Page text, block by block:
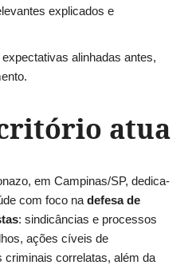
explicados e
alinhadas antes,
atua
em Campinas/SP, dedica-
com foco na defesa de
: sindicâncias e processos
ações cíveis de
criminais correlatas, além da